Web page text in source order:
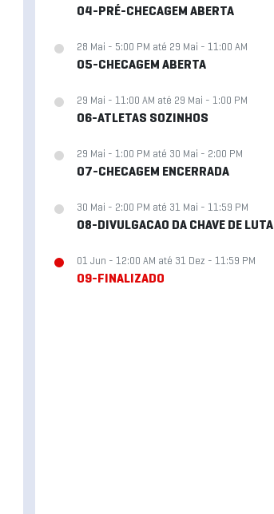
04-PRÉ-CHECAGEM ABERTA
28 Mai - 5:00 PM até 29 Mai - 11:00 AM
05-CHECAGEM ABERTA
29 Mai - 11:00 AM até 29 Mai - 1:00 PM
06-ATLETAS SOZINHOS
29 Mai - 1:00 PM até 30 Mai - 2:00 PM
07-CHECAGEM ENCERRADA
30 Mai - 2:00 PM até 31 Mai - 11:59 PM
08-DIVULGACAO DA CHAVE DE LUTA
01 Jun - 12:00 AM até 31 Dez - 11:59 PM
09-FINALIZADO